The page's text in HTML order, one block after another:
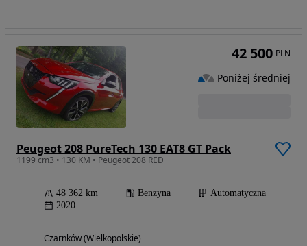
Peugeot 208 PureTech 130 EAT8 GT Pack
1199 cm3 • 130 KM • Peugeot 208 RED
48 362 km Benzyna
Automatyczna
2020
Czarnków (Wielkopolskie)
42 500 PLN
Poniżej średniej